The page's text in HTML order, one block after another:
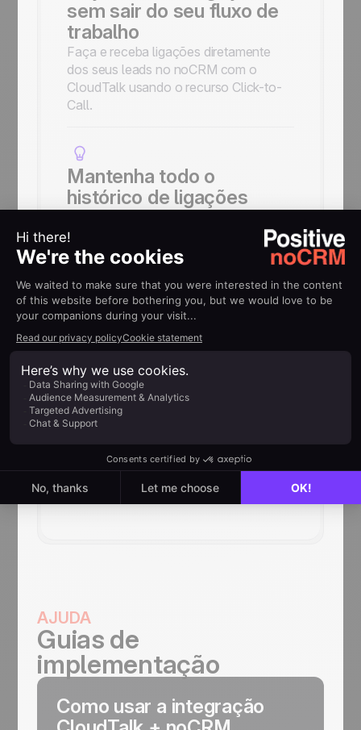
sem sair do seu fluxo de
trabalho
Faça e receba ligações diretamente
dos seus leads no noCRM com o
CloudTalk usando o recurso Click-to-
Call.
Mantenha todo o
histórico de ligações
Todas as ligações feitas pelo
CloudTalk são registradas
atividades do lead ou prospect
correspondente no noCRM.
Acesse gravações e
insights com IA
Consulte as gravações das suas
análise e coaching com inteligência
artificial do CloudTalk para melhorar o
desempenho da sua equipe.
AJUDA
Guias de
implementação
Como usar a integração